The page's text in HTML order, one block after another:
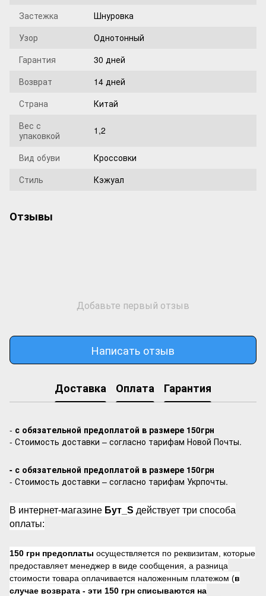
Застежка
Шнуровка
Узор
Однотонный
Гарантия
30 дней
Возврат
14 дней
Страна
Китай
Вес с
упаковкой
1,2
Вид обуви
Кроссовки
Стиль
Кэжуал
Отзывы
Добавьте первый отзыв
Написать отзыв
Доставка Оплата Гарантия
- с обязательной предоплатой в размере 150грн
- Стоимость доставки – согласно тарифам Новой Почты.
- с обязательной предоплатой в размере 150грн
- Стоимость доставки – согласно тарифам Укрпочты.
В интернет-магазине Бут_S действует три способа
оплаты:
150 грн предоплаты осуществляется по реквизитам, которые
предоставляет менеджер в виде сообщения, а разница
стоимости товара оплачивается наложенным платежом (в
случае возврата - эти 150 грн списываются на